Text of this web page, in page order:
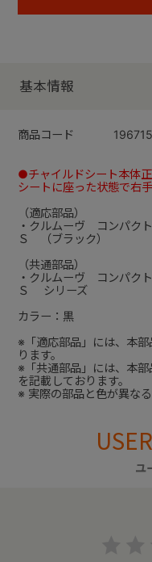
基本情報
商品コード
●チャイルドシート本体
シートに座った状態で右
（適応部品）
・クルムーヴ コンパ
Ｓ （ブラック）
（共通部品）
・クルムーヴ コンパ
Ｓ シリーズ
カラー：黒
※「適応部品」には、本
ります。
※「共通部品」には、本
を記載しております。
※ 実際の部品と色が異なる
ユ